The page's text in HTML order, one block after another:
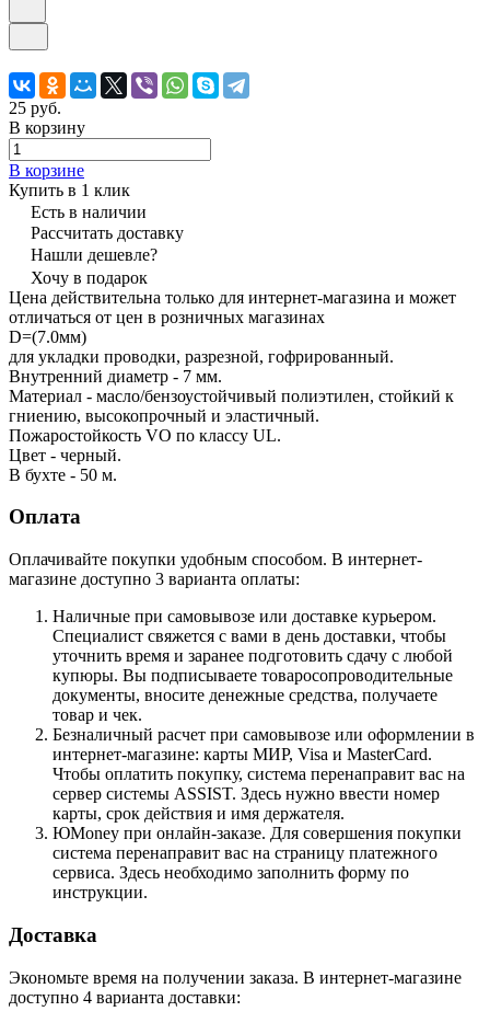
25 руб.
В корзину
В корзине
Купить в 1 клик
Есть в наличии
Рассчитать доставку
Нашли дешевле?
Хочу в подарок
Цена действительна только для интернет-магазина и может
отличаться от цен в розничных магазинах
D=(7.0мм)
для укладки проводки, разрезной, гофрированный.
Внутренний диаметр - 7 мм.
Материал - масло/бензоустойчивый полиэтилен, стойкий к
гниению, высокопрочный и эластичный.
Пожаростойкость VO по классу UL.
Цвет - черный.
В бухте - 50 м.
Оплата
Оплачивайте покупки удобным способом. В интернет-
магазине доступно 3 варианта оплаты:
Наличные при самовывозе или доставке курьером.
Специалист свяжется с вами в день доставки, чтобы
уточнить время и заранее подготовить сдачу с любой
купюры. Вы подписываете товаросопроводительные
документы, вносите денежные средства, получаете
товар и чек.
Безналичный расчет при самовывозе или оформлении в
интернет-магазине: карты МИР, Visa и MasterCard.
Чтобы оплатить покупку, система перенаправит вас на
сервер системы ASSIST. Здесь нужно ввести номер
карты, срок действия и имя держателя.
ЮMoney при онлайн-заказе. Для совершения покупки
система перенаправит вас на страницу платежного
сервиса. Здесь необходимо заполнить форму по
инструкции.
Доставка
Экономьте время на получении заказа. В интернет-магазине
доступно 4 варианта доставки: